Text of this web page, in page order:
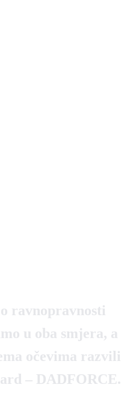
ravnopravnosti
u oba smjera, a
očevima razvili
– DADFORCE.